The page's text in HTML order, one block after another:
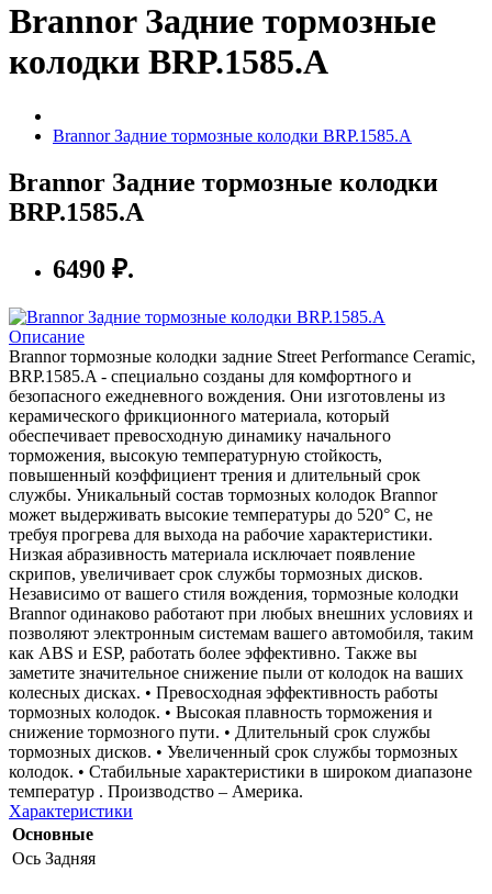
Brannor Задние тормозные
колодки BRP.1585.A
Brannor Задние тормозные колодки BRP.1585.A
Brannor Задние тормозные колодки
BRP.1585.A
6490 ₽.
Описание
Brannor тормозные колодки задние Street Performance Ceramic,
BRP.1585.A - специально созданы для комфортного и
безопасного ежедневного вождения. Они изготовлены из
керамического фрикционного материала, который
обеспечивает превосходную динамику начального
торможения, высокую температурную стойкость,
повышенный коэффициент трения и длительный срок
службы. Уникальный состав тормозных колодок Brannor
может выдерживать высокие температуры до 520° С, не
требуя прогрева для выхода на рабочие характеристики.
Низкая абразивность материала исключает появление
скрипов, увеличивает срок службы тормозных дисков.
Независимо от вашего стиля вождения, тормозные колодки
Brannor одинаково работают при любых внешних условиях и
позволяют электронным системам вашего автомобиля, таким
как ABS и ESP, работать более эффективно. Также вы
заметите значительное снижение пыли от колодок на ваших
колесных дисках. • Превосходная эффективность работы
тормозных колодок. • Высокая плавность торможения и
снижение тормозного пути. • Длительный срок службы
тормозных дисков. • Увеличенный срок службы тормозных
колодок. • Стабильные характеристики в широком диапазоне
температур . Производство – Америка.
Характеристики
Основные
Ось Задняя